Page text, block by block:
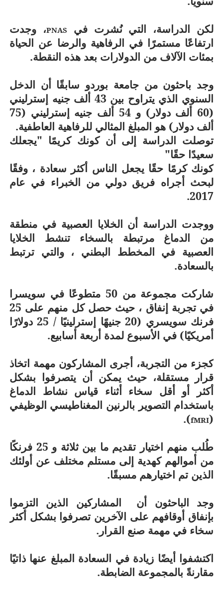
لكن الدراسة، التي نُشرت في
PNAS، وجدت
ارتفاعًا مستمرًا في الرفاهية والرضا عن الحياة
بمئات الآلاف من الدولارات بعد هذه النقطة.
وجد باحثون من جامعة بوردو سابقًا أن الدخل
السنوي الذي يتراوح بين 43 ألف جنيه إسترليني
(60 ألف دولار) و 54 ألف جنيه إسترليني (75
ألف دولار) هو المبلغ المثالي للرفاهية العاطفية.
توصلت الدراسة إلى أن كونك كريمًا "يجعلك
سعيدًا حقًا"
كونك كرمًا حقًا يجعل الناس أكثر سعادة ، وفقًا
لبحث أجراه فريق دولي من الخبراء في عام
2017.
ووجدت الدراسة أن الخلايا العصبية في منطقة
من الدماغ مرتبطة بالسخاء تنشط الخلايا
العصبية في المخطط البطني ، والتي ترتبط
بالسعادة.
شاركت مجموعة من 50 متطوعًا في سويسرا
في تجربة إنفاق ، حيث حصل كل منهم على 25
فرنك سويسري (20 جنيهًا إسترلينيًا / 25 دولارًا
أمريكيًا) في الأسبوع لمدة أربعة أسابيع.
كجزء من التجربة، أجرى المشاركون مهمة اتخاذ
قرار مستقلة، حيث يمكن أن يتصرفوا بشكل
أكثر أو أقل سخاء أثناء قياس نشاط الدماغ
باستخدام التصوير بالرنين المغناطيسي الوظيفي
(
fMRI
).
طُلب منهم اختيار تقديم ما بين ثلاثة و 25 فرنكًا
من أموالهم كهدية إلى مستلم مختلف عن أولئك
الذين تم اختيارهم مسبقًا.
وجد الباحثون أن
المشاركين الذين التزموا
بإنفاق أوقافهم على الآخرين تصرفوا بشكل أكثر
سخاء في مهمة صنع القرار.
اكتشفوا أيضًا زيادة في السعادة المبلغ عنها ذاتيًا
مقارنةً بالمجموعة الضابطة.